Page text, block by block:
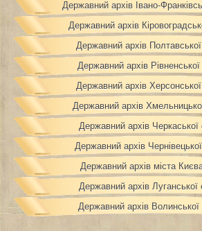
Державний архів Івано-
Державний архів
Державний архів Полтавської
Державний архів Рівненської
Державний архів Херсонської
Державний архів
Державний архів Черкаської
Державний архів
Державний архів міста
Державний архів Луганської
Державний архів Волинської